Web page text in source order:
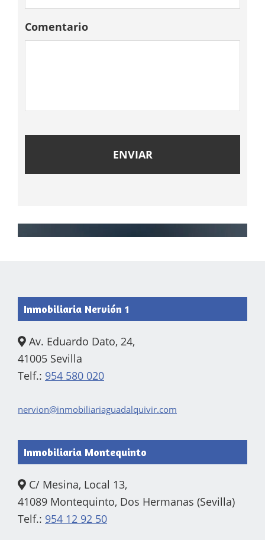
Comentario
FooterInmobiliaria Nervión 1
Av. Eduardo Dato, 24,
41005 Sevilla
Telf.: 954 580 020
nervion@inmobiliariaguadalquivir.com
Inmobiliaria Montequinto
C/ Mesina, Local 13,
41089 Montequinto, Dos Hermanas (Sevilla)
Telf.: 954 12 92 50